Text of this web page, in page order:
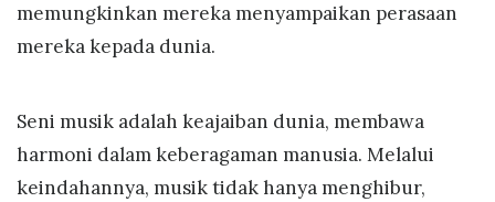
memungkinkan mereka menyampaikan perasaan
mereka kepada dunia.
Seni musik adalah keajaiban dunia, membawa
harmoni dalam keberagaman manusia. Melalui
keindahannya, musik tidak hanya menghibur,